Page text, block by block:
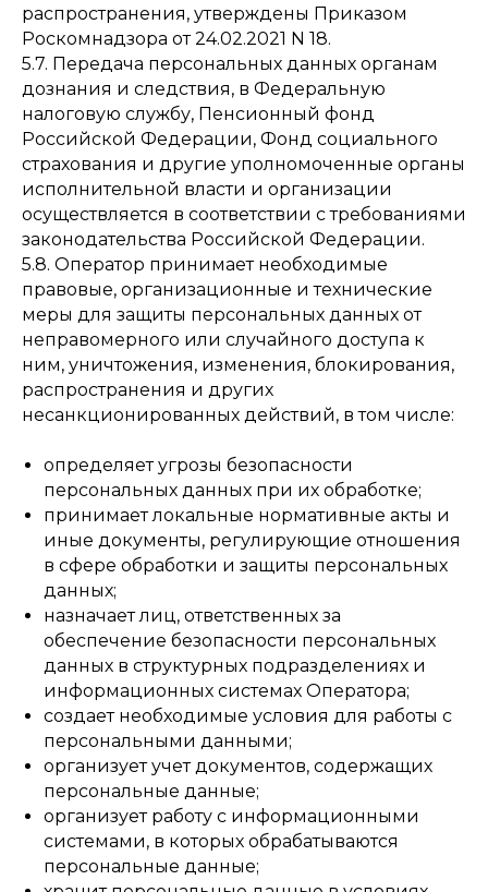
распространения, утверждены Приказом
Роскомнадзора от 24.02.2021 N 18.
5.7. Передача персональных данных органам
дознания и следствия, в Федеральную
налоговую службу, Пенсионный фонд
Российской Федерации, Фонд социального
страхования и другие уполномоченные органы
исполнительной власти и организации
осуществляется в соответствии с требованиями
законодательства Российской Федерации.
5.8. Оператор принимает необходимые
правовые, организационные и технические
меры для защиты персональных данных от
неправомерного или случайного доступа к
ним, уничтожения, изменения, блокирования,
распространения и других
несанкционированных действий, в том числе:
определяет угрозы безопасности
персональных данных при их обработке;
принимает локальные нормативные акты и
иные документы, регулирующие отношения
в сфере обработки и защиты персональных
данных;
назначает лиц, ответственных за
обеспечение безопасности персональных
данных в структурных подразделениях и
информационных системах Оператора;
создает необходимые условия для работы с
персональными данными;
организует учет документов, содержащих
персональные данные;
организует работу с информационными
системами, в которых обрабатываются
персональные данные;